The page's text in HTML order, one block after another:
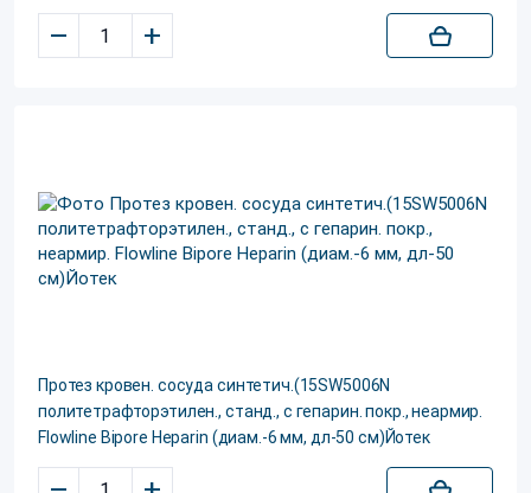
– +
Протез кровен. сосуда синтетич.(15SW5006N
политетрафторэтилен., станд., с гепарин. покр., неармир.
Flowline Bipore Heparin (диам.-6 мм, дл-50 см)Йотек